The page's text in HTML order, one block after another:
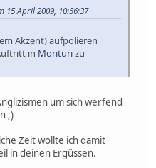
15 April 2009, 10:56:37
Akzent) aufpolieren
in Moriturizu
um sich werfend
;)
Zeit wollte ich damit
in deinen Ergüssen.